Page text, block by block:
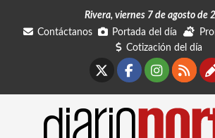
Rivera, viernes 7 de agosto de
Contáctanos
Portada del día
Cotización del día
Facebook
RSS